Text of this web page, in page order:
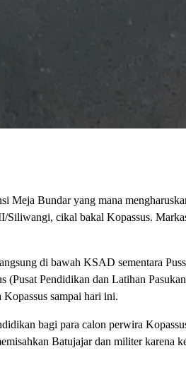
Meja Bundar yang mana
cikal bakal Kopassus.
di bawah KSAD sementara
Pendidikan dan Latihan
sampai hari ini.
bagi para calon perwira
Batujajar dan militer karena